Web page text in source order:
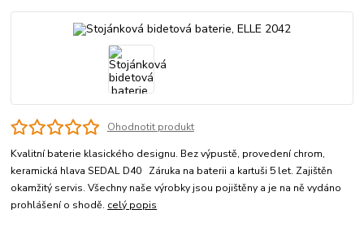
Ohodnotit produkt
Kvalitní baterie klasického designu. Bez výpustě, provedení chrom,
keramická hlava SEDAL D40 Záruka na baterii a kartuši 5 let. Zajištěn
okamžitý servis. Všechny naše výrobky jsou pojištěny a je na ně vydáno
prohlášení o shodě. celý popis